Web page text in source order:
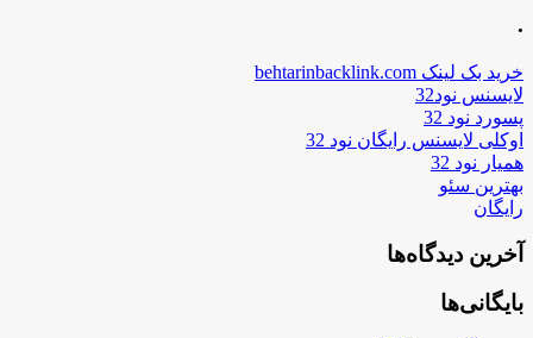
.
خرید بک لینک behtarinbacklink.com
لایسنس نود32
پسورد نود 32
اوکلی لایسنس رایگان نود 32
همیار نود 32
بهترین سئو
رایگان
آخرین دیدگاه‌ها
بایگانی‌ها